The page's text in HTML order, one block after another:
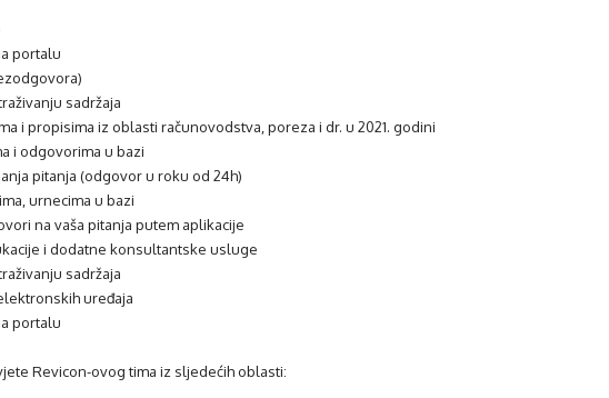
portalu
sadržaja
i propisima iz oblasti računovodstva, poreza i dr. u 2021. godini
i odgovorima u bazi
pitanja (odgovor u roku od 24h)
urnecima u bazi
na vaša pitanja putem aplikacije
i dodatne konsultantske usluge
sadržaja
uređaja
portalu
Revicon-ovog tima iz sljedećih oblasti: